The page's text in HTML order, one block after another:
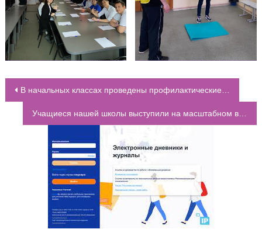
НАВИГАЦИЯ ПО ЗАПИСЯМ
В начальных классах проведены профилактические беседы на тему «Здоровый образ жизни»